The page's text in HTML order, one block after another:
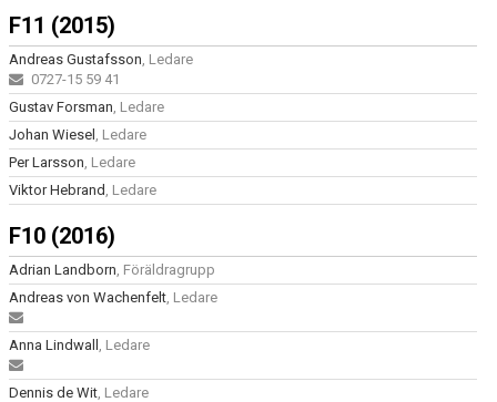
F11 (2015)
Andreas Gustafsson, Ledare
0727-15 59 41
Gustav Forsman, Ledare
Johan Wiesel , Ledare
Per Larsson, Ledare
Viktor Hebrand , Ledare
F10 (2016)
Adrian Landborn, Föräldragrupp
Andreas von Wachenfelt, Ledare
Anna Lindwall , Ledare
Dennis de Wit, Ledare